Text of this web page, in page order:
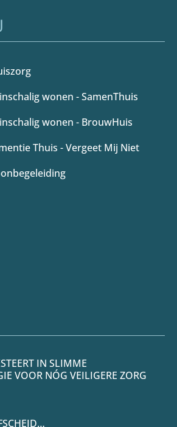
wonen - SamenThuis
wonen - BrouwHuis
Thuis - Vergeet Mij Niet
IN SLIMME
VOOR NÓG VEILIGERE ZORG